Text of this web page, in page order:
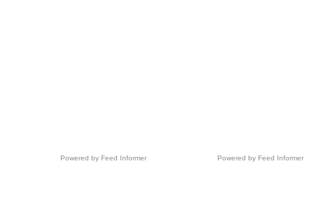
Powered by Feed Informer Powered by Feed Informer